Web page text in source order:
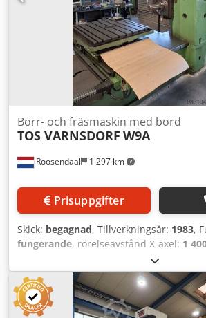
bordbelastning: 6,3 t Verktygshållare:
MASKINDETALJER Styrtyp: CNC
Bahnsteuerung Total effektbehov: 100
elskåp (L x B x H): 650 mm x 2.800 mm x
Maskinvikt: ca 15 t UTRUSTNING
mm (U-axel) Hydraulaggregat
kontrollpanel Mätsystem (Tillverkare:
Roosendaal 1 297 km
Borr- och fräsmaskin med bord
TOS VARNSDORF W9A
Prisuppgifter
Skick: begagnad, Tillverkningsår: 1983,
fungerande, rörelseavstånd X-axel: 1
, rörelseavstånd Z-axel:
spindelhastighet (max):1 400 varv/min,
översyn:
2014, Konventionell svarv
Typ: W9A Tillverkningsår: 1983 Elskåp